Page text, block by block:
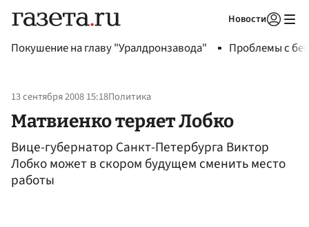
Новости
Покушение на главу "Уралдронзавода" Проблемы с
13 сентября 2008 15:18Политика
Матвиенко теряет Лобко
Вице-губернатор Санкт-Петербурга Виктор
Лобко может в скором будущем сменить место
работы